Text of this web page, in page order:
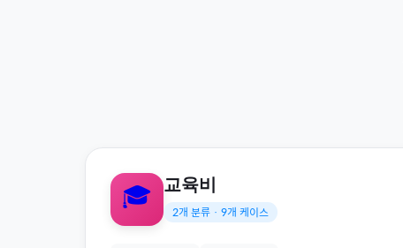
🎓 교육비
2개 분류 · 9개 케이스